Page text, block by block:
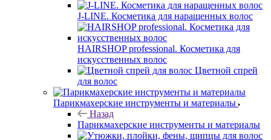
J-LINE. Косметика для наращенных волос
HAIRSHOP professional. Косметика для
искусственных волос
Цветной спрей
для волос
Парикмахерские инструменты и материалы
Назад
Парикмахерские инструменты и материалы